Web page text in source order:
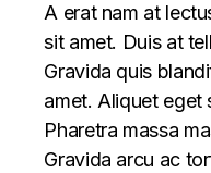
A erat nam at
sit amet. Duis at
Gravida quis
amet. Aliquet eget
Pharetra massa
Gravida arcu ac